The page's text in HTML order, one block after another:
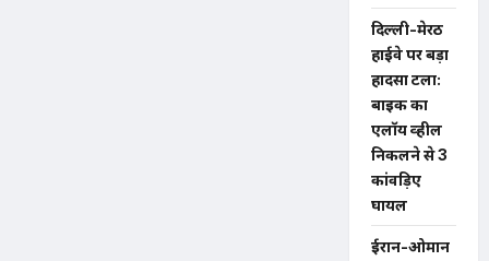
दिल्ली-मेरठ
हाईवे पर बड़ा
हादसा टला:
बाइक का
एलॉय व्हील
निकलने से 3
कांवड़िए
घायल
ईरान-ओमान